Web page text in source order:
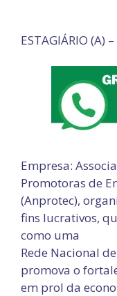
ESTAGIÁRIO (A)
Empresa:
Promotoras de
(Anprotec),
fins lucrativos,
como uma
Rede Nacional
promova o
em prol da